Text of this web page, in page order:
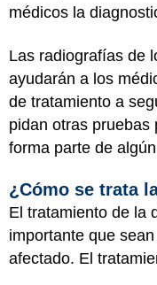
médicos la
Las radiografías de
ayudarán a los
de tratamiento a
pidan otras pruebas
forma parte de
¿Cómo se trata
El tratamiento de la
importante que
afectado. El